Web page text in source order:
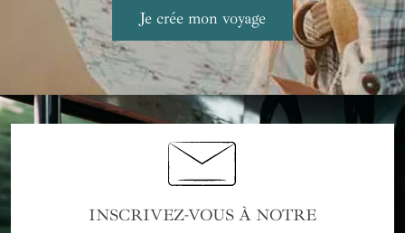
INSCRIVEZ-VOUS À NOTRE